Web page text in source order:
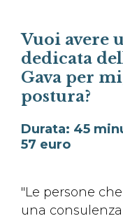
Vuoi avere
dedicata
Gava per
postura?
Durata: 45
57 euro
"Le persone
una